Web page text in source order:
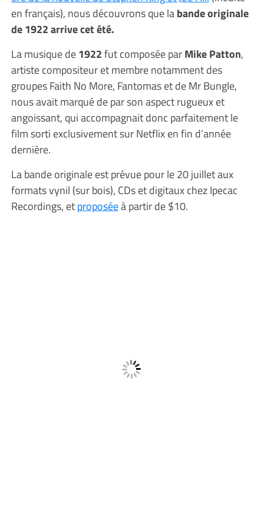
en français), nous découvrons que labande originale
de 1922 arrive cet été.
La musique de1922fut composée parMike Patton,
artiste compositeur et membre notamment des
groupes Faith No More, Fantomas et de Mr Bungle,
nous avait marqué de par son aspect rugueux et
angoissant, qui accompagnait donc parfaitement le
film sorti exclusivement sur Netflix en fin d’année
dernière.
La bande originale est prévue pour le 20 juillet aux
formats vynil (sur bois), CDs et digitaux chez Ipecac
Recordings, etproposéeà partir de $10.